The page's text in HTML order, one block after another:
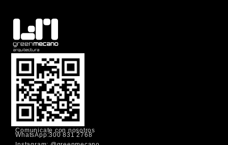
Comunicate con nosotros
WhatsApp:300 831 2768